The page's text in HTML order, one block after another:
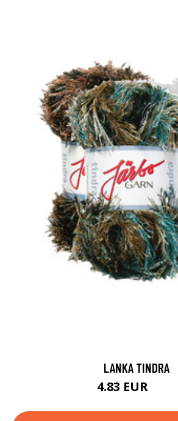
LANKA TINDRA
4.83 EUR